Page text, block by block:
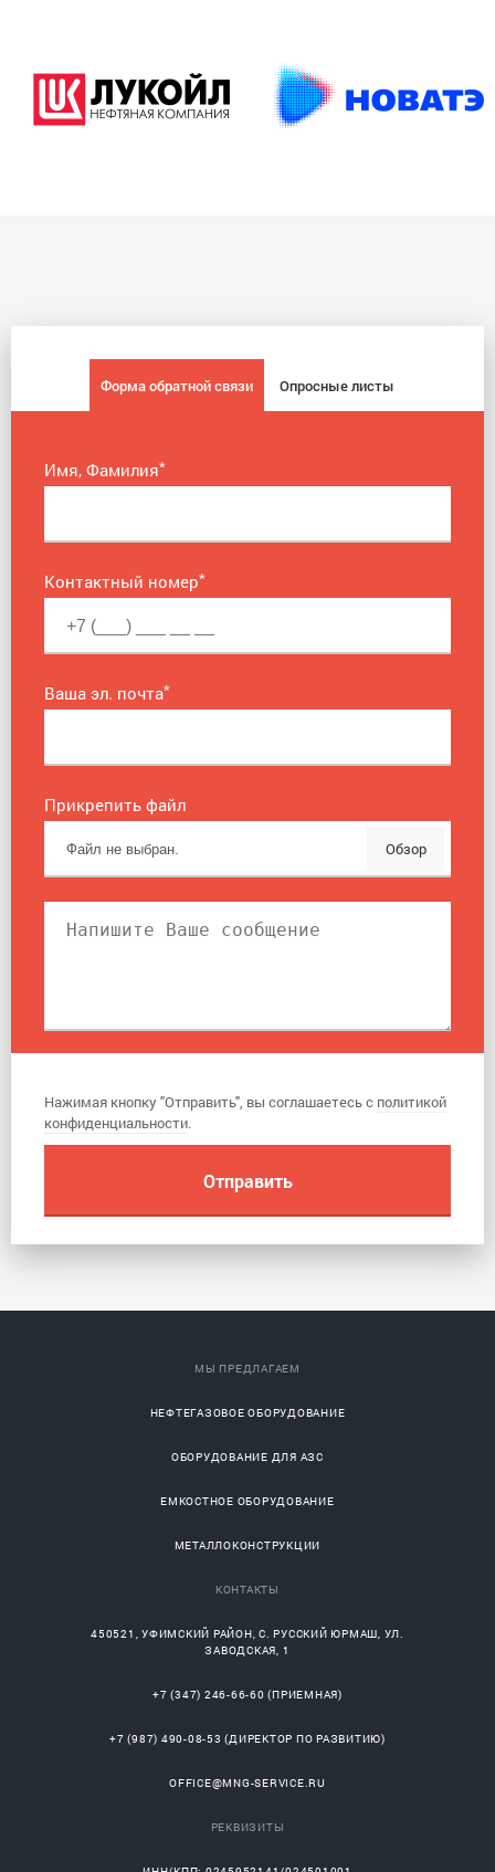
Форма обратной связи Опросные листы
Имя, Фамилия*
Контактный номер*
Ваша эл. почта*
Прикрепить файл
Обзор
Нажимая кнопку "Отправить", вы соглашаетесь с политикой
конфиденциальности.
МЫ ПРЕДЛАГАЕМ
НЕФТЕГАЗОВОЕ ОБОРУДОВАНИЕ
ОБОРУДОВАНИЕ ДЛЯ АЗС
ЕМКОСТНОЕ ОБОРУДОВАНИЕ
МЕТАЛЛОКОНСТРУКЦИИ
КОНТАКТЫ
450521 ,УФИМСКИЙ РАЙОН, С.РУССКИЙ ЮРМАШ, УЛ.
ЗАВОДСКАЯ, 1
+7 (347) 246-66-60 (ПРИЕМНАЯ)
+7 (987) 490-08-53 (ДИРЕКТОР ПО РАЗВИТИЮ)
OFFICE@MNG-SERVICE.RU
РЕКВИЗИТЫ